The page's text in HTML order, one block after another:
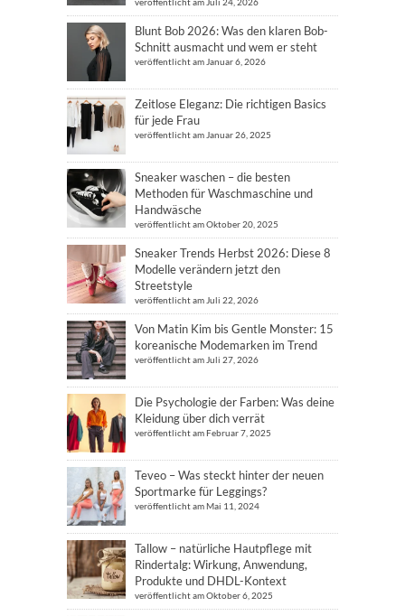
Blunt Bob 2026: Was den klaren Bob-
Schnitt ausmacht und wem er steht
veröffentlicht am Januar 6, 2026
Zeitlose Eleganz: Die richtigen Basics
für jede Frau
veröffentlicht am Januar 26, 2025
Sneaker waschen – die besten
Methoden für Waschmaschine und
Handwäsche
veröffentlicht am Oktober 20, 2025
Sneaker Trends Herbst 2026: Diese 8
Modelle verändern jetzt den
Streetstyle
veröffentlicht am Juli 22, 2026
Von Matin Kim bis Gentle Monster: 15
koreanische Modemarken im Trend
veröffentlicht am Juli 27, 2026
Die Psychologie der Farben: Was deine
Kleidung über dich verrät
veröffentlicht am Februar 7, 2025
Teveo – Was steckt hinter der neuen
Sportmarke für Leggings?
veröffentlicht am Mai 11, 2024
Tallow – natürliche Hautpflege mit
Rindertalg: Wirkung, Anwendung,
Produkte und DHDL-Kontext
veröffentlicht am Oktober 6, 2025